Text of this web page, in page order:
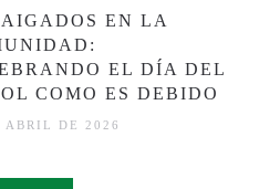
EN LA
EL DÍA DEL
COMO ES DEBIDO
ABRIL DE 2026